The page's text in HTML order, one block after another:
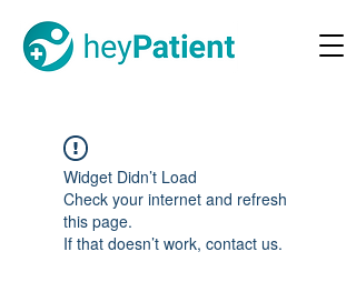
Widget Didn’t Load
Check your internet and refresh
this page.
If that doesn’t work, contact us.